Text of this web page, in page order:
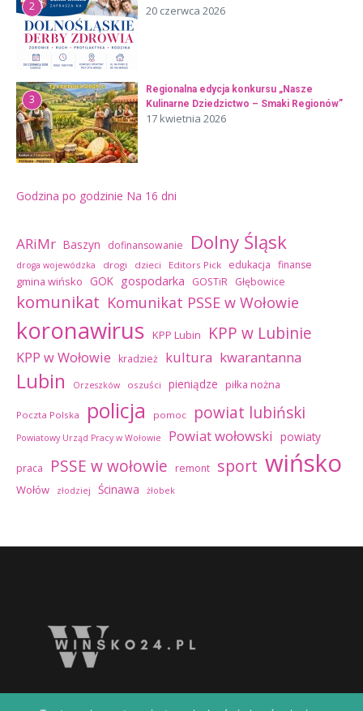
2 20 czerwca 2026
3
Regionalna edycja konkursu „Nasze
Kulinarne Dziedzictwo – Smaki Regionów”
17 kwietnia 2026
Godzina po godzinie Na 16 dni
ARiMr Baszyn dofinansowanie Dolny Śląsk
droga wojewódzka drogi dzieci Editors Pick edukacja finanse
gmina wińsko GOK gospodarka GOSTiR Głębowice
komunikat Komunikat PSSE w Wołowie
koronawirus KPP Lubin KPP w Lubinie
KPP w Wołowie kradzież kultura kwarantanna
Lubin Orzeszków oszuści pieniądze piłka nożna
Poczta Polska policja pomoc powiat lubiński
Powiatowy Urząd Pracy w Wołowie Powiat wołowski powiaty
praca PSSE w wołowie remont sport wińsko
Wołów złodziej Ścinawa żłobek